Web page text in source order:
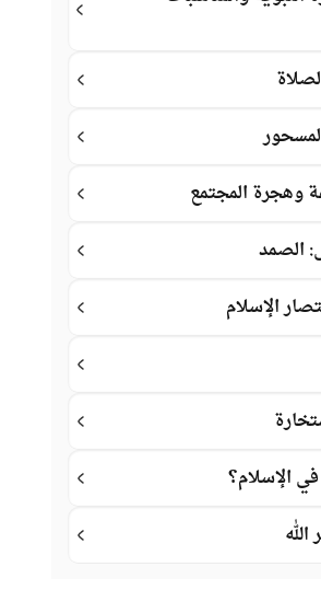
وهجرة المجتمع
الصمد
الإسلام
الإسلام؟